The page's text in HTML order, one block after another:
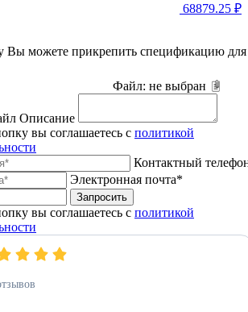
68879.25 ₽
Вы можете прикрепить спецификацию для
Файл: не выбран
Описание
вы соглашаетесь с политикой
Контактный
Электронная почта*
Запросить
вы соглашаетесь с политикой